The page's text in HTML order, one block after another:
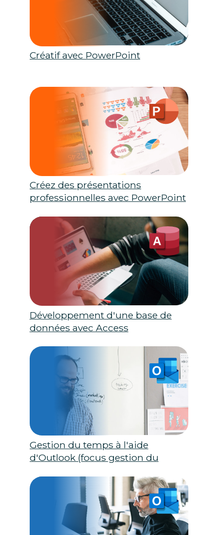
Créatif avec PowerPoint
Créez des présentations
professionnelles avec PowerPoint
Développement d'une base de
données avec Access
Gestion du temps à l'aide
d'Outlook (focus gestion du